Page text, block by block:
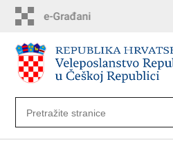
sadržaj